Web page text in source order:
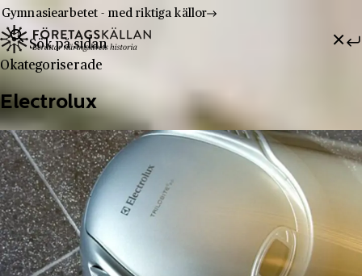
Hoppa till innehåll
Till innehåll
Gymnasiearbetet - med riktiga källor
Sök efter:
Okategoriserade
Electrolux